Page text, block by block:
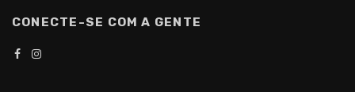
CONECTE-SE COM A GENTE